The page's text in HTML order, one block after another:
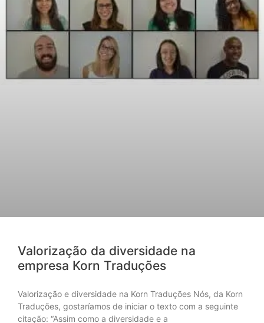
Valorização da diversidade na
empresa Korn Traduções
Valorização e diversidade na Korn Traduções Nós, da Korn
Traduções, gostaríamos de iniciar o texto com a seguinte
citação: “Assim como a diversidade e a